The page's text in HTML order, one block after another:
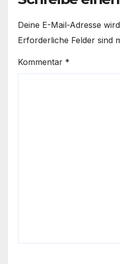
Deine E-Mail-Adresse
Erforderliche Felder sind
Kommentar *